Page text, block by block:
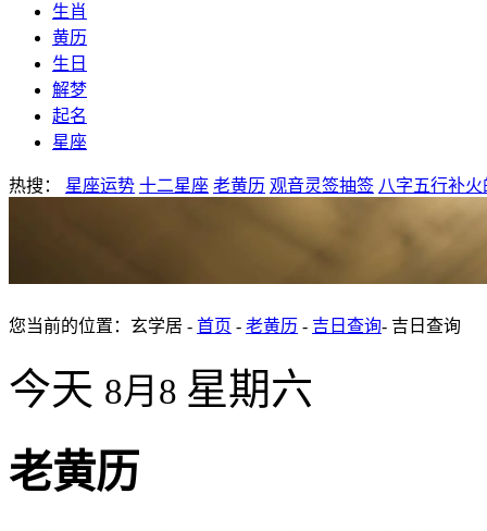
生肖
黄历
生日
解梦
起名
星座
热搜： 星座运势 十二星座 老黄历 观音灵签抽签 八字五行补
您当前的位置：玄学居 - 首页 - 老黄历 - 吉日查询- 吉日查询
今天 8月8 星期六
老黄历